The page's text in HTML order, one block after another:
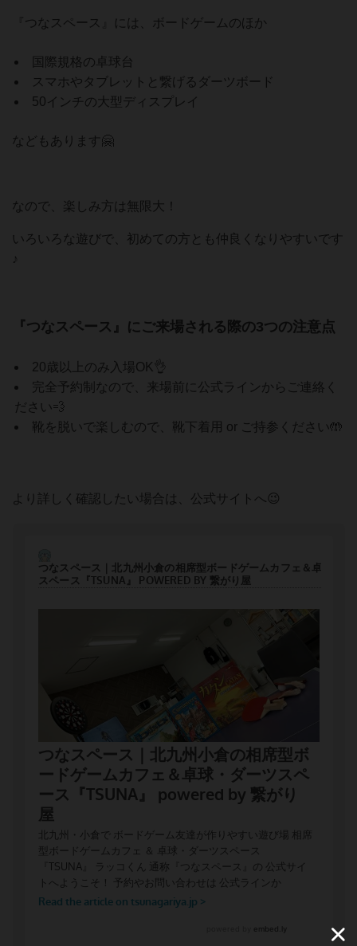
『つなスペース』には、ボードゲームのほか
国際規格の卓球台
スマホやタブレットと繋げるダーツボード
50インチの大型ディスプレイ
などもあります🤗
なので、楽しみ方は無限大！
いろいろな遊びで、初めての方とも仲良くなりやすいです
♪
『つなスペース』にご来場される際の3つの注意点
20歳以上のみ入場OK👌
完全予約制なので、来場前に公式ラインからご連絡く
ださい💨
靴を脱いで楽しむので、靴下着用 or ご持参ください🤲
より詳しく確認したい場合は、公式サイトへ😉